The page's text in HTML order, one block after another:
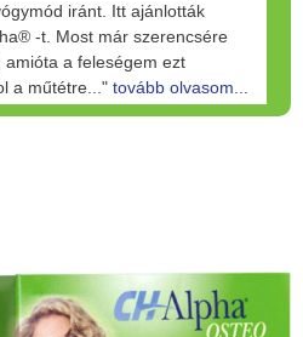
iránt. Itt ajánlották
-t. Most már szerencsére
a feleségem ezt
a műtétre..." tovább olvasom...